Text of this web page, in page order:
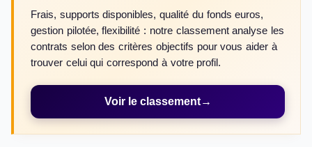
Frais, supports disponibles, qualité du fonds euros,
gestion pilotée, flexibilité : notre classement analyse les
contrats selon des critères objectifs pour vous aider à
trouver celui qui correspond à votre profil.
Voir le classement→